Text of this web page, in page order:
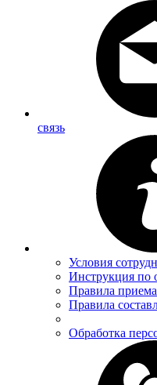
связь
Условия
Инструкция по
Правила приема
Правила
Обработка